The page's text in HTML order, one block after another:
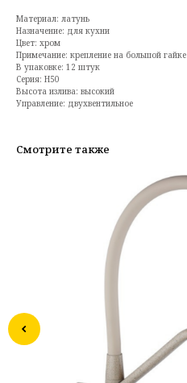
Материал: латунь
Назначение: для кухни
Цвет: хром
Примечание: крепление на большой гайке
В упаковке: 12 штук
Серия: H50
Высота излива: высокий
Управление: двухвентильное
Смотрите также